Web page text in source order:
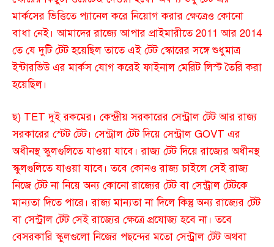
মার্কসের ভিত্তিতে প্যানেল করে নিয়োগ করার ক্ষেত্রেও কোনো
বাধা নেই। আমাদের রাজ্যে আপার প্রাইমারীতে 2011 আর 2014
তে যে দুটি টেট হয়েছিল তাতে এই টেট স্কোরের সঙ্গে শুধুমাত্র
ইন্টারভিউ এর মার্কস যোগ করেই ফাইনাল মেরিট লিস্ট তৈরি করা
হয়েছিল।
ছ) TET দুই রকমের। কেন্দ্রীয় সরকারের সেন্ট্রাল টেট আর রাজ্য
সরকারের স্টেট টেট। সেন্ট্রাল টেট দিয়ে সেন্ট্রাল GOVT এর
অধীনস্থ স্কুলগুলিতে যাওয়া যাবে। রাজ্য টেট দিয়ে রাজ্যের অধীনস্থ
স্কুলগুলিতে যাওয়া যাবে। তবে কোনও রাজ্য চাইলে সেই রাজ্য
নিজে টেট না নিয়ে অন্য কোনো রাজ্যের টেট বা সেন্ট্রাল টেটকে
মান্যতা দিতে পারে। রাজ্য মান্যতা না দিলে কিন্তু অন্য রাজ্যের টেট
বা সেন্ট্রাল টেট সেই রাজ্যের ক্ষেত্রে প্রযোজ্য হবে না। তবে
বেসরকারি স্কুলগুলো নিজের পছন্দের মতো সেন্ট্রাল টেট অথবা